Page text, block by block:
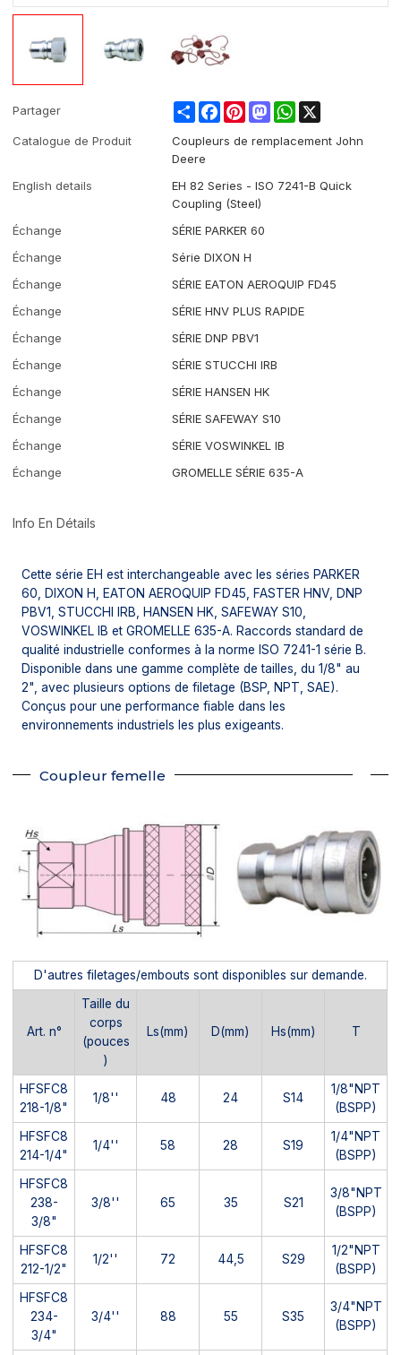
Partager ShareFacebookPinterestMastodonWhatsApp
Catalogue de Produit
Coupleurs de remplacement John
Deere
English details
EH 82 Series - ISO 7241-B Quick
Coupling (Steel)
Échange
SÉRIE PARKER 60
Échange
Série DIXON H
Échange
SÉRIE EATON AEROQUIP FD45
Échange
SÉRIE HNV PLUS RAPIDE
Échange
SÉRIE DNP PBV1
Échange
SÉRIE STUCCHI IRB
Échange
SÉRIE HANSEN HK
Échange
SÉRIE SAFEWAY S10
Échange
SÉRIE VOSWINKEL IB
Échange
GROMELLE SÉRIE 635-A
Info En Détails
Cette série EH est interchangeable avec les séries PARKER
60, DIXON H, EATON AEROQUIP FD45, FASTER HNV, DNP
PBV1, STUCCHI IRB, HANSEN HK, SAFEWAY S10,
VOSWINKEL IB et GROMELLE 635-A. Raccords standard de
qualité industrielle conformes à la norme ISO 7241-1 série B.
Disponible dans une gamme complète de tailles, du 1/8" au
2", avec plusieurs options de filetage (BSP, NPT, SAE).
Conçus pour une performance fiable dans les
environnements industriels les plus exigeants.
Coupleur femelle
D'autres filetages/embouts sont disponibles sur demande.
Art. n°
Taille du
corps
(pouces
)
Ls(mm) D(mm) Hs(mm) T
HFSFC8
218-1/8"
1/8'' 48 24 S14
1/8"NPT
(BSPP)
HFSFC8
214-1/4"
1/4'' 58 28 S19
1/4"NPT
(BSPP)
HFSFC8
238-
3/8"
3/8'' 65 35 S21
3/8"NPT
(BSPP)
HFSFC8
212-1/2"
1/2'' 72 44,5 S29
1/2"NPT
(BSPP)
HFSFC8
234-
3/4"
3/4'' 88 55 S35
3/4"NPT
(BSPP)